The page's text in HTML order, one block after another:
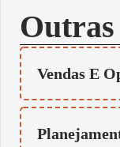
Vendas E